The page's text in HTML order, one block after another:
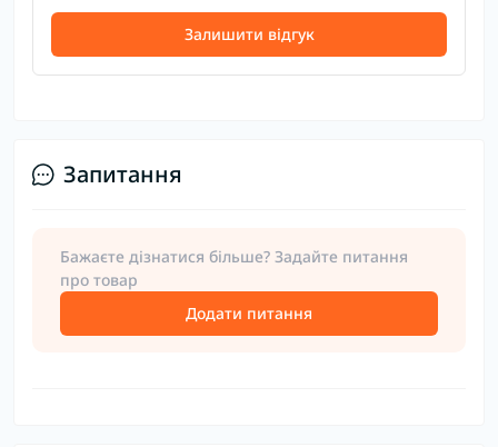
Залишити відгук
Запитання
Бажаєте дізнатися більше? Задайте питання
про товар
Додати питання